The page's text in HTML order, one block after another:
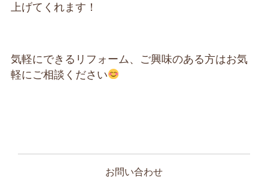
上げてくれます！
気軽にできるリフォーム、ご興味のある方はお気
軽にご相談ください
お問い合わせ